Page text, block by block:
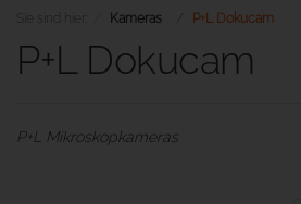
Sie sind hier: Kameras P+L Dokucam
P+L Dokucam
P+L Mikroskopkameras